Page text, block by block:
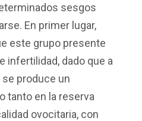
sesgos
En primer lugar,
este grupo presente
infertilidad, dado que a
produce un
tanto en la reserva
ovocitaria, con